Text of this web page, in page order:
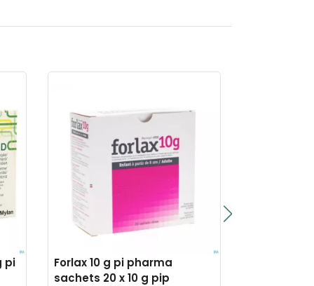
pi
Forlax 10 g pi pharma
sachets 20 x 10 g pip